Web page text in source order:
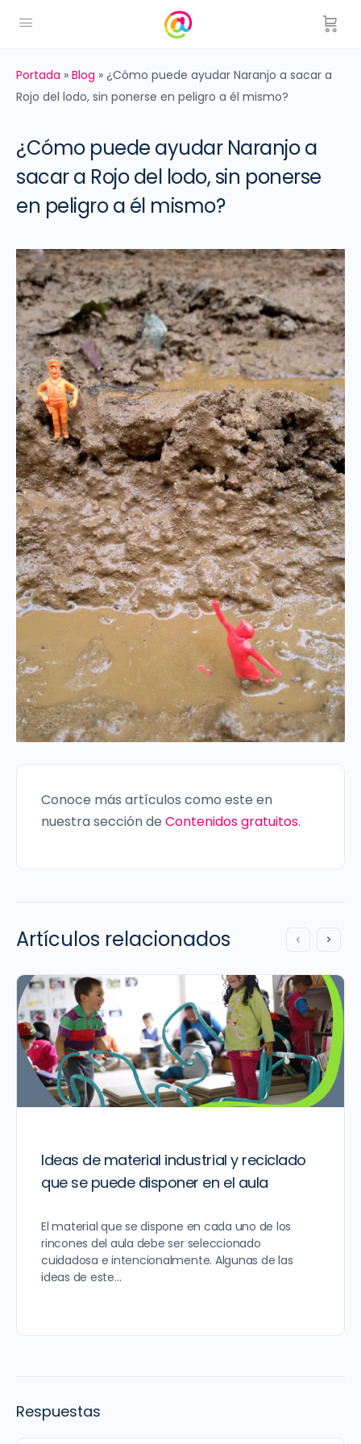
Portada » Blog » ¿Cómo puede ayudar Naranjo a sacar a
Rojo del lodo, sin ponerse en peligro a él mismo?
¿Cómo puede ayudar Naranjo a
sacar a Rojo del lodo, sin ponerse
en peligro a él mismo?
Conoce más artículos como este en
nuestra sección de Contenidos gratuitos.
Artículos relacionados
Ideas de material industrial y reciclado
que se puede disponer en el aula
El material que se dispone en cada uno de los
rincones del aula debe ser seleccionado
cuidadosa e intencionalmente. Algunas de las
ideas de este…
Respuestas